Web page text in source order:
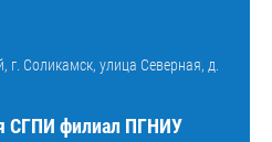
г. Соликамск, улица Северная, д.
СГПИ филиал ПГНИУ